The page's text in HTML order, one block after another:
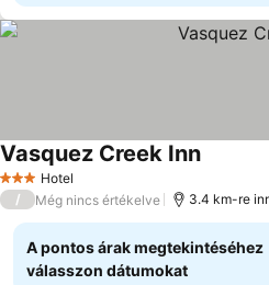
3 Kategória
Hotel
Vasquez Creek InnÁrak
/ Még nincs értékelve 3.4 km-re
A pontos árak megtekintéséhez
válasszon dátumokat